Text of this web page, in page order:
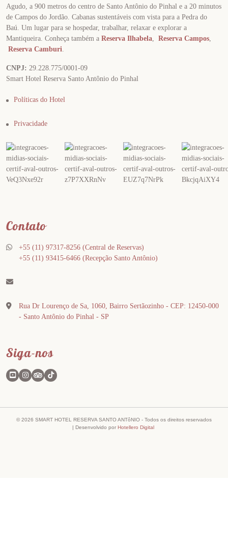
Agudo, a 900 metros do centro de Santo Antônio do Pinhal e a 20 minutos
de Campos do Jordão. Cabanas sustentáveis com vista para a Pedra do
Baú. Um lugar para se hospedar, trabalhar, relaxar e explorar a
Mantiqueira. Conheça também a Reserva Ilhabela Reserva Campos
Reserva Camburi
CNPJ: 29.228.775/0001-09
Smart Hotel Reserva Santo Antônio do Pinhal
Políticas do Hotel
Privacidade
Contato
+55 (11) 97317-8256 (Central de Reservas)
+55 (11) 93415-6466 (Recepção Santo Antônio)
Rua Dr Lourenço de Sa, 1060, Bairro Sertãozinho - CEP: 12450-000
- Santo Antônio do Pinhal - SP
Siga-nos
© 2026 SMART HOTEL RESERVA SANTO ANTôNIO - Todos os direitos reservados
| Desenvolvido por Hotellero Digital